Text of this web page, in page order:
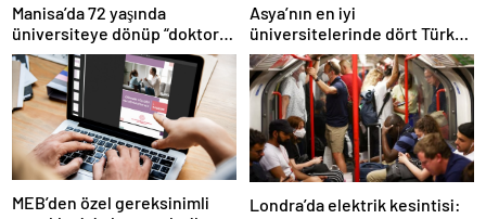
Manisa’da 72 yaşında
üniversiteye dönüp “doktor”
ünvanı aldı
Asya’nın en iyi
üniversitelerinde dört Türk
okulu ilk 100’de
MEB’den özel gereksinimli
Londra’da elektrik kesintisi: